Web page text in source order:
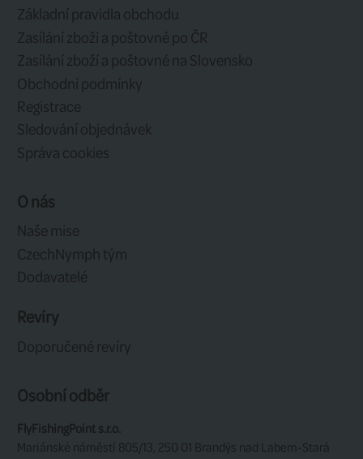
Horní díl s celoplošným TPU
odolnost.
Gumové překrytí špičky a paty pro
Podšívka z neoprenové pěny.
Poutka pro snadné nazouvání a